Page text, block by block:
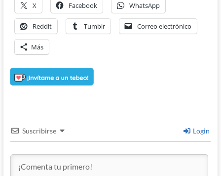
X Facebook WhatsApp
Reddit Tumblr Correo electrónico
Más
Suscribirse Login